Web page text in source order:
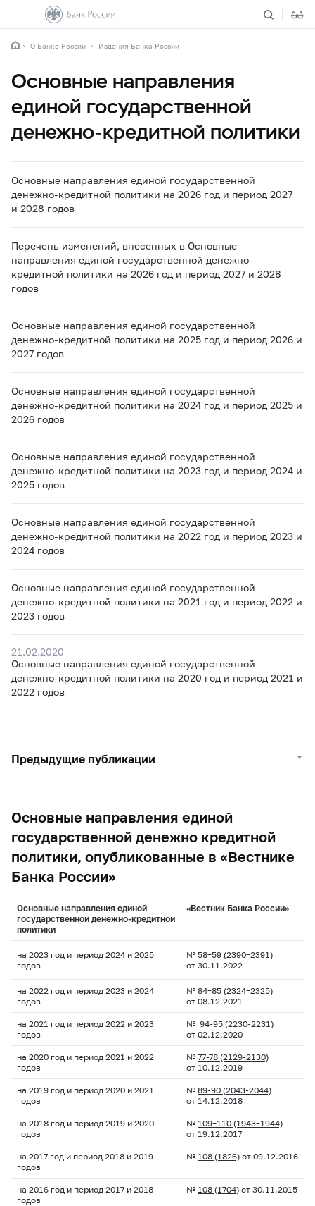
О Банке России Издания Банка России
Основные направления
единой государственной
денежно-кредитной политики
Основные направления единой государственной
денежно-кредитной политики на 2026 год и период 2027
и 2028 годов
Перечень изменений, внесенных в Основные
направления единой государственной денежно-
кредитной политики на 2026 год и период 2027 и 2028
годов
Основные направления единой государственной
денежно-кредитной политики на 2025 год и период 2026 и
2027 годов
Основные направления единой государственной
денежно-кредитной политики на 2024 год и период 2025 и
2026 годов
Основные направления единой государственной
денежно-кредитной политики на 2023 год и период 2024 и
2025 годов
Основные направления единой государственной
денежно-кредитной политики на 2022 год и период 2023 и
2024 годов
Основные направления единой государственной
денежно-кредитной политики на 2021 год и период 2022 и
2023 годов
21.02.2020
Основные направления единой государственной
денежно-кредитной политики на 2020 год и период 2021 и
2022 годов
Предыдущие публикации
Основные направления единой
государственной денежно кредитной
политики, опубликованные в «Вестнике
Банка России»
Основные направления единой
государственной денежно-кредитной
политики
«Вестник Банка России»
на 2023 год и период 2024 и 2025
годов
№ 58–59 (2390–2391)
от 30.11.2022
на 2022 год и период 2023 и 2024
годов
№ 84–85 (2324–2325)
от 08.12.2021
на 2021 год и период 2022 и 2023
годов
№ 94-95 (2230-2231)
от 02.12.2020
на 2020 год и период 2021 и 2022
годов
№ 77-78 (2129-2130)
от 10.12.2019
на 2019 год и период 2020 и 2021
годов
№ 89-90 (2043-2044)
от 14.12.2018
на 2018 год и период 2019 и 2020
годов
№ 109–110 (1943–1944)
от 19.12.2017
на 2017 год и период 2018 и 2019
годов
№ 108 (1826) от 09.12.2016
на 2016 год и период 2017 и 2018
годов
№ 108 (1704) от 30.11.2015